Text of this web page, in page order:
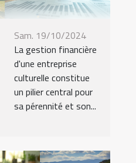
Sam. 19/10/2024
La gestion financière
d'une entreprise
culturelle constitue
un pilier central pour
sa pérennité et son...